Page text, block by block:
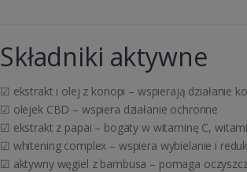
Składniki aktywne
☑ ekstrakt i olej z konopi – wspierają działanie
☑ olejek CBD – wspiera działanie ochronne
☑ ekstrakt z papai – bogaty w witaminę C,
☑ whitening complex – wspiera wybielanie i
☑ aktywny węgiel z bambusa – pomaga